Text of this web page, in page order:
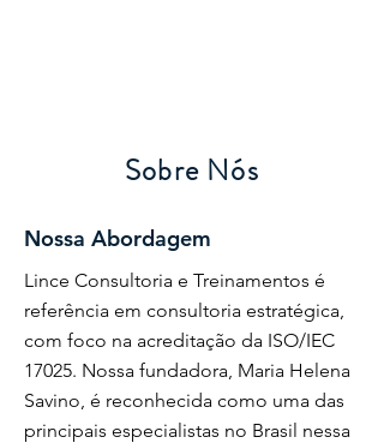
Sobre Nós
Nossa Abordagem
Lince Consultoria e Treinamentos é
referência em consultoria estratégica,
com foco na acreditação da ISO/IEC
17025. Nossa fundadora, Maria Helena
Savino, é reconhecida como uma das
principais especialistas no Brasil nessa